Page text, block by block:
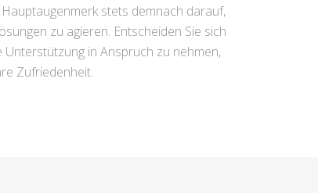
stets demnach darauf,
zu agieren. Entscheiden Sie sich
in Anspruch zu nehmen,
Zufriedenheit.